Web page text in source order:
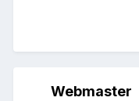
Webmaster